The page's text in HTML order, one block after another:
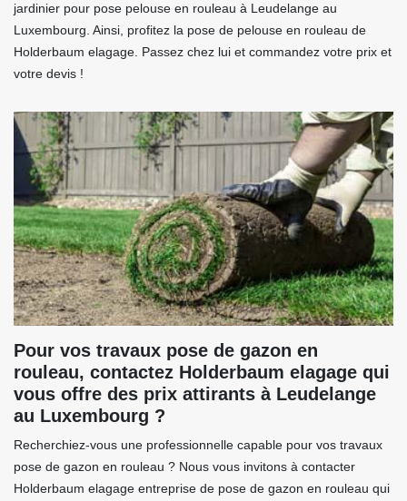
jardinier pour pose pelouse en rouleau à Leudelange au
Luxembourg. Ainsi, profitez la pose de pelouse en rouleau de
Holderbaum elagage. Passez chez lui et commandez votre prix et
votre devis !
Pour vos travaux pose de gazon en
rouleau, contactez Holderbaum elagage qui
vous offre des prix attirants à Leudelange
au Luxembourg ?
Recherchiez-vous une professionnelle capable pour vos travaux
pose de gazon en rouleau ? Nous vous invitons à contacter
Holderbaum elagage entreprise de pose de gazon en rouleau qui